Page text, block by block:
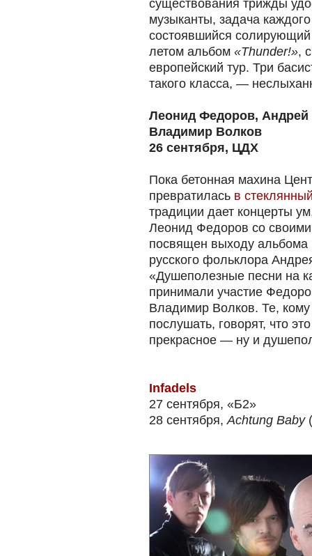
существования трижды
музыканты, задача
состоявшийся солирующий
летом альбом «Thunder!»,
европейский тур. Три
такого класса, —
Леонид Федоров, Андрей
Владимир Волков
26 сентября, ЦДХ
Пока бетонная махина
превратилась в
традиции дает концерты
Леонид Федоров со
посвящен выходу альбома
русского фольклора
«Душеполезные песни на
принимали участие
Владимир Волков. Те,
послушать, говорят, что
прекрасное — ну и
Infadels
27 сентября, «Б2»
28 сентября,Achtung Baby